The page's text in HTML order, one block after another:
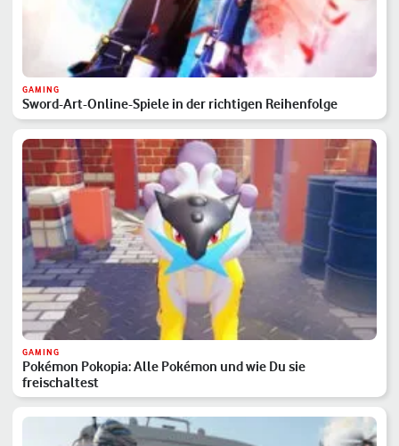
GAMING
Sword-Art-Online-Spiele in der richtigen Reihenfolge
GAMING
Pokémon Pokopia: Alle Pokémon und wie Du sie
freischaltest